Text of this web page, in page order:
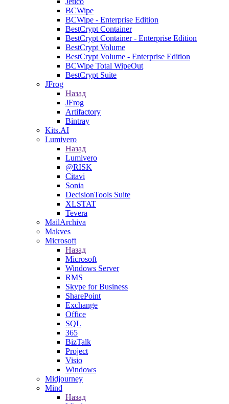
BCWipe
BCWipe - Enterprise Edition
BestCrypt Container
BestCrypt Container - Enterprise Edition
BestCrypt Volume
BestCrypt Volume - Enterprise Edition
BCWipe Total WipeOut
BestCrypt Suite
JFrog
Назад
JFrog
Artifactory
Bintray
Kits.AI
Lumivero
Назад
Lumivero
@RISK
Citavi
Sonia
DecisionTools Suite
XLSTAT
Tevera
MailArchiva
Makves
Microsoft
Назад
Microsoft
Windows Server
RMS
Skype for Business
SharePoint
Exchange
Office
SQL
365
BizTalk
Project
Visio
Windows
Midjourney
Mind
Назад